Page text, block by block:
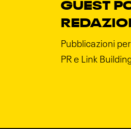
GUEST
Pubblicazioni
PR e Link